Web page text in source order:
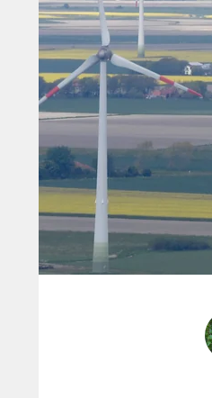
wahrheit
verlag
verlag
veranstaltungen
shop
fragen & hilfe
unterstützen
abo